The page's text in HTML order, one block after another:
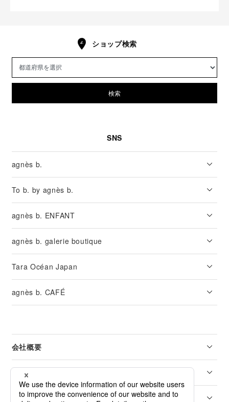
ショップ検索
検索
SNS
agnès b.
To b. by agnès b.
agnès b. ENFANT
agnès b. galerie boutique
Tara Océan Japan
agnès b. CAFÉ
会社概要
リーガル
カスタマーサービス